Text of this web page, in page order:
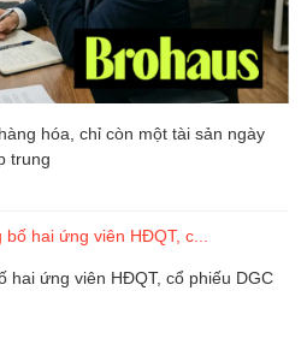
hóa, chỉ còn một tài sản ngày
trung
hai ứng viên HĐQT, cổ phiếu DGC